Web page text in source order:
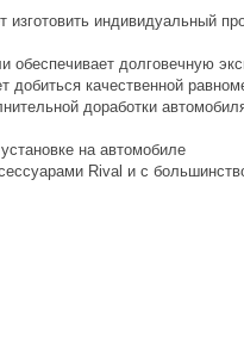
индивидуальный
обеспечивает долговечную
добиться качественной
доработки
на автомобиле
Rival и с